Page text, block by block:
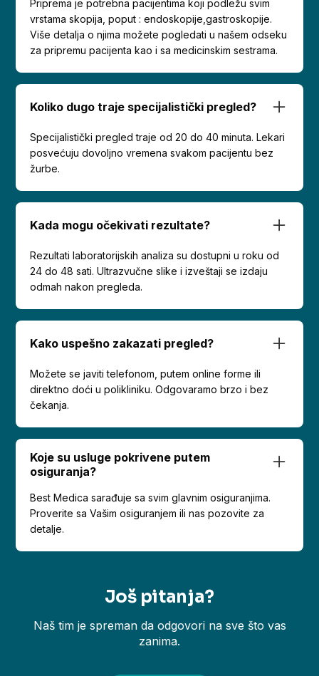
Priprema je potrebna pacijentima koji podležu svim
vrstama skopija, poput : endoskopije,gastroskopije.
Više detalja o njima možete pogledati u našem odseku
za pripremu pacijenta kao i sa medicinskim sestrama.
Koliko dugo traje specijalistički pregled?
Specijalistički pregled traje od 20 do 40 minuta. Lekari
posvećuju dovoljno vremena svakom pacijentu bez
žurbe.
Kada mogu očekivati rezultate?
Rezultati laboratorijskih analiza su dostupni u roku od
24 do 48 sati. Ultrazvučne slike i izveštaji se izdaju
odmah nakon pregleda.
Kako uspešno zakazati pregled?
Možete se javiti telefonom, putem online forme ili
direktno doći u polikliniku. Odgovaramo brzo i bez
čekanja.
Koje su usluge pokrivene putem
osiguranja?
Best Medica sarađuje sa svim glavnim osiguranjima.
Proverite sa Vašim osiguranjem ili nas pozovite za
detalje.
Još pitanja?
Naš tim je spreman da odgovori na sve što vas
zanima.